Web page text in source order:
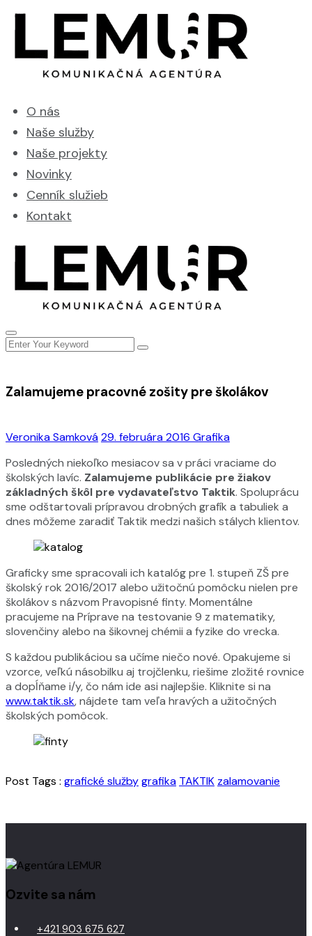
O nás
Naše služby
Naše projekty
Novinky
Cenník služieb
Kontakt
Veronika Samková29. februára 2016 Grafika
Zalamujeme pracovné zošity pre školákov
Posledných niekoľko mesiacov sa v práci vraciame do
školských lavíc. Zalamujeme publikácie pre žiakov
základných škôl pre vydavateľstvo Taktik. Spoluprácu
sme odštartovali prípravou drobných grafík a tabuliek a
dnes môžeme zaradiť Taktik medzi našich stálych klientov.
Graficky sme spracovali ich katalóg pre 1. stupeň ZŠ pre
školský rok 2016/2017 alebo užitočnú pomôcku nielen pre
školákov s názvom Pravopisné finty. Momentálne
pracujeme na Príprave na testovanie 9 z matematiky,
slovenčiny alebo na šikovnej chémii a fyzike do vrecka.
S každou publikáciou sa učíme niečo nové. Opakujeme si
vzorce, veľkú násobilku aj trojčlenku, riešime zložité rovnice
a dopĺňame i/y, čo nám ide asi najlepšie. Kliknite si na
www.taktik.sk, nájdete tam veľa hravých a užitočných
školských pomôcok.
Post Tags : grafické službygrafika TAKTIK zalamovanie
Ozvite sa nám
+421 903 675 627